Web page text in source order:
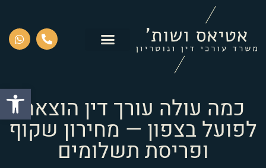
פתחכמה עולה עורך דין הוצאה
לפועל בצפון — מחירון שקוף
ופריסת תשלומים